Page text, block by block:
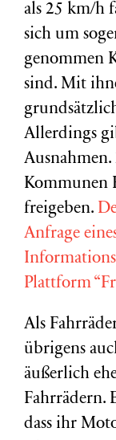
als 25 km/h
sich um
genommen
sind. Mit
Allerdings
Kommunen
freigeben.
Anfrage
Plattform
Als
übrigens
äußerlich
Fahrrädern.
dass ihr